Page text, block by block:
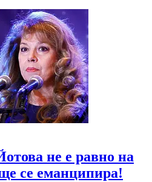
не е равно на
се еманципира!